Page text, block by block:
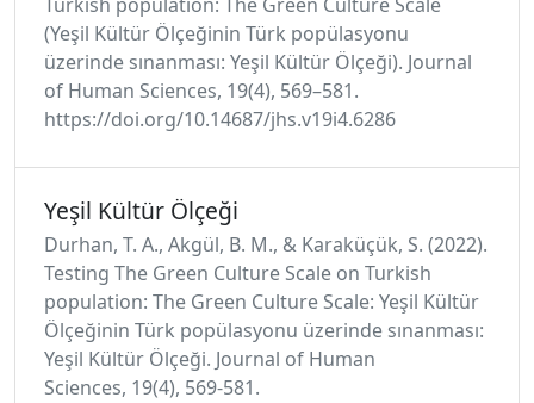
(Yeşil Kültür Ölçeğinin Türk popülasyonu
üzerinde sınanması: Yeşil Kültür Ölçeği). Journal
of Human Sciences, 19(4), 569–581.
https://doi.org/10.14687/jhs.v19i4.6286
Yeşil Kültür Ölçeği
Durhan, T. A., Akgül, B. M., & Karaküçük, S. (2022).
Testing The Green Culture Scale on Turkish
population: The Green Culture Scale: Yeşil Kültür
Ölçeğinin Türk popülasyonu üzerinde sınanması:
Yeşil Kültür Ölçeği. Journal of Human
Sciences, 19(4), 569-581.